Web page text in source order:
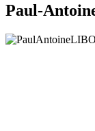
Paul-